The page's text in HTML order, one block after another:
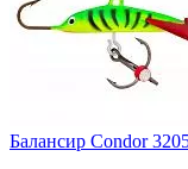
Балансир Condor